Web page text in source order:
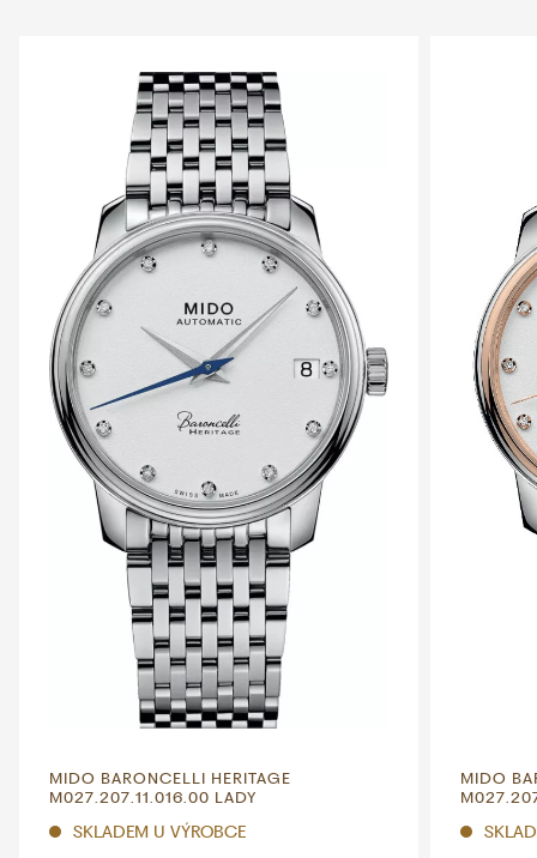
MIDO BARONCELLI HERITAGE
M027.207.11.016.00 LADY
SKLADEM U VÝROBCE
MIDO